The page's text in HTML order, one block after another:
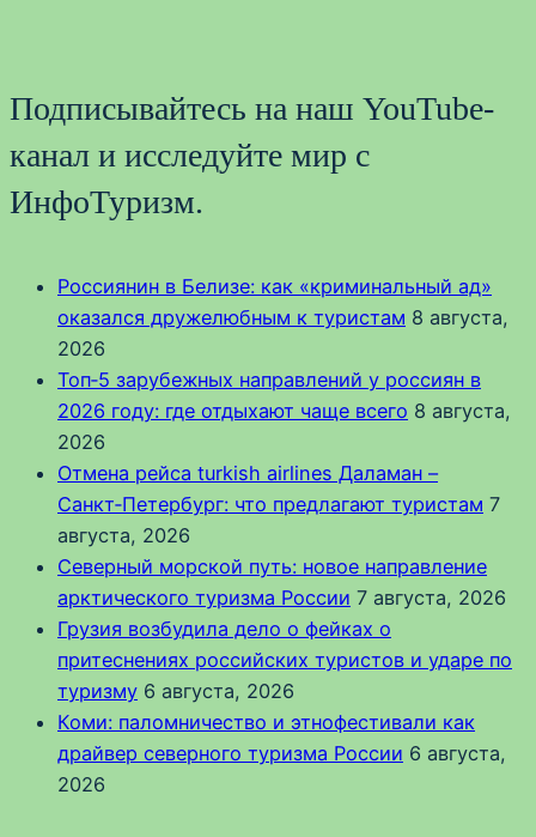
Подписывайтесь на наш YouTube-
канал и исследуйте мир с
ИнфоТуризм.
Россиянин в Белизе: как «криминальный ад»
оказался дружелюбным к туристам 8 августа,
2026
Топ‑5 зарубежных направлений у россиян в
2026 году: где отдыхают чаще всего 8 августа,
2026
Отмена рейса turkish airlines Даламан –
Санкт‑Петербург: что предлагают туристам 7
августа, 2026
Северный морской путь: новое направление
арктического туризма России 7 августа, 2026
Грузия возбудила дело о фейках о
притеснениях российских туристов и ударе по
туризму 6 августа, 2026
Коми: паломничество и этнофестивали как
драйвер северного туризма России 6 августа,
2026